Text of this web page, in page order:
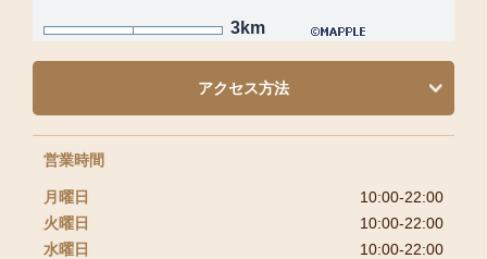
3km
営業時間
月曜日
10:00-22:00
火曜日
10:00-22:00
水曜日
10:00-22:00
アクセス方法